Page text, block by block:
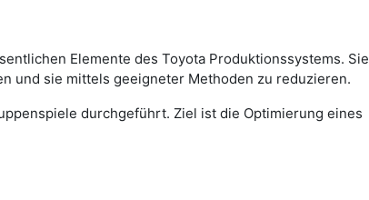
Elemente des Toyota Produktionssystems. Sie
und sie mittels geeigneter Methoden zu reduzieren.
durchgeführt. Ziel ist die Optimierung eines